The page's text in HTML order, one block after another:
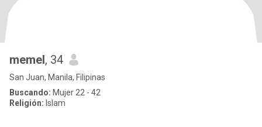
memel, 34
San Juan, Manila, Filipinas
Buscando: Mujer 22 - 42
Religión: Islam